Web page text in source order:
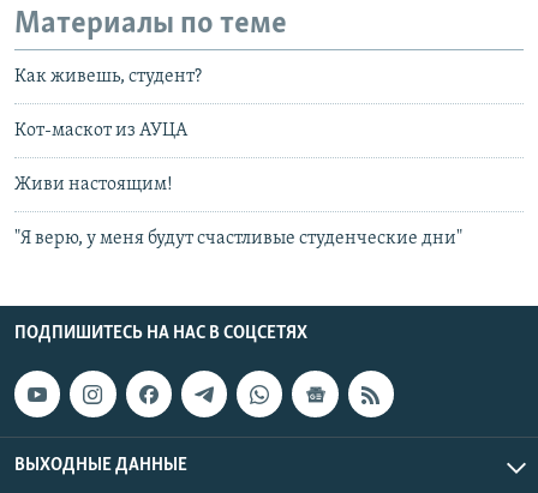
Материалы по теме
Как живешь, студент?
Кот-маскот из АУЦА
Живи настоящим!
"Я верю, у меня будут счастливые студенческие дни"
ПОДПИШИТЕСЬ НА НАС В СОЦСЕТЯХ
ВЫХОДНЫЕ ДАННЫЕ